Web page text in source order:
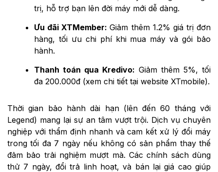
trị, hỗ trợ bạn lên đời máy mới dễ dàng.
Ưu đãi XTMember:Giảm thêm 1.2% giá trị đơn
hàng, tối ưu chi phí khi mua máy và gói bảo
hành.
Thanh toán qua Kredivo: Giảm thêm 5%, tối
đa 200.000đ (xem chi tiết tại website XTmobile).
Thời gian bảo hành dài hạn (lên đến 60 tháng với
Legend) mang lại sự an tâm vượt trội. Dịch vụ chuyên
nghiệp với thẩm định nhanh và cam kết xử lý đổi máy
trong tối đa 7 ngày nếu không có sản phẩm thay thế
đảm bảo trải nghiệm mượt mà. Các chính sách dùng
thử 7 ngày, đổi trả linh hoạt, và bán lại giá cao giúp